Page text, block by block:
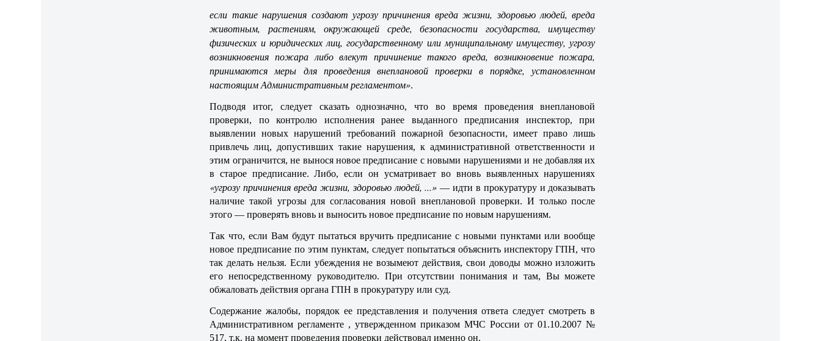
если такие нарушения создают угрозу причинения вреда жизни, здоровью людей, вреда
животным, растениям, окружающей среде, безопасности государства, имуществу
физических и юридических лиц, государственному или муниципальному имуществу, угрозу
возникновения пожара либо влекут причинение такого вреда, возникновение пожара,
принимаются меры для проведения внеплановой проверки в порядке, установленном
настоящим Административным регламентом».
Подводя итог, следует сказать однозначно, что во время проведения внеплановой
проверки, по контролю исполнения ранее выданного предписания инспектор, при
выявлении новых нарушений требований пожарной безопасности, имеет право лишь
привлечь лиц, допустивших такие нарушения, к административной ответственности и
этим ограничится, не вынося новое предписание с новыми нарушениями и не добавляя их
в старое предписание. Либо, если он усматривает во вновь выявленных нарушениях
«угрозу причинения вреда жизни, здоровью людей, ...» — идти в прокуратуру и доказывать
наличие такой угрозы для согласования новой внеплановой проверки. И только после
этого — проверять вновь и выносить новое предписание по новым нарушениям.
Так что, если Вам будут пытаться вручить предписание с новыми пунктами или вообще
новое предписание по этим пунктам, следует попытаться объяснить инспектору ГПН, что
так делать нельзя. Если убеждения не возымеют действия, свои доводы можно изложить
его непосредственному руководителю. При отсутствии понимания и там, Вы можете
обжаловать действия органа ГПН в прокуратуру или суд.
Содержание жалобы, порядок ее представления и получения ответа следует смотреть в
Административном регламенте , утвержденном приказом МЧС России от 01.10.2007 №
517, т.к. на момент проведения проверки действовал именно он.